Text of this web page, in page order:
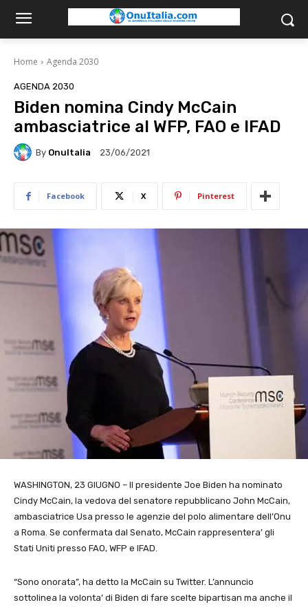
Home Agenda 2030
AGENDA 2030
Biden nomina Cindy McCain
ambasciatrice al WFP, FAO e IFAD
By OnuItalia 23/06/2021
Facebook X Pinterest
WASHINGTON, 23 GIUGNO – Il presidente Joe Biden ha nominato
Cindy McCain, la vedova del senatore repubblicano John McCain,
ambasciatrice Usa presso le agenzie del polo alimentare dell’Onu
a Roma. Se confermata dal Senato, McCain rappresentera’ gli
Stati Uniti presso FAO, WFP e IFAD.
“Sono onorata”, ha detto la McCain su Twitter. L’annuncio
sottolinea la volonta’ di Biden di fare scelte bipartisan ma anche il